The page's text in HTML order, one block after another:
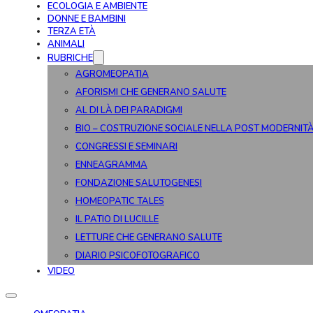
ECOLOGIA E AMBIENTE
DONNE E BAMBINI
TERZA ETÀ
ANIMALI
RUBRICHE
AGROMEOPATIA
AFORISMI CHE GENERANO SALUTE
AL DI LÀ DEI PARADIGMI
BIO – COSTRUZIONE SOCIALE NELLA POST
CONGRESSI E SEMINARI
ENNEAGRAMMA
FONDAZIONE SALUTOGENESI
HOMEOPATIC TALES
IL PATIO DI LUCILLE
LETTURE CHE GENERANO SALUTE
DIARIO PSICOFOTOGRAFICO
VIDEO